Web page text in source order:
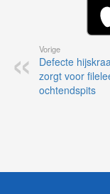
Vorige
Defecte
zorgt voor
ochtendspits